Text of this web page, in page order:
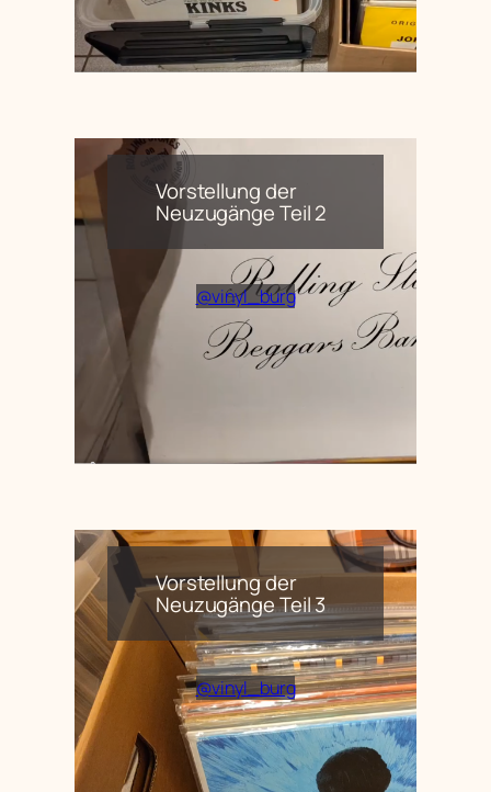
Vorstellung der
Neuzugänge Teil 2
@vinyl_burg
Vorstellung der
Neuzugänge Teil 3
@vinyl_burg